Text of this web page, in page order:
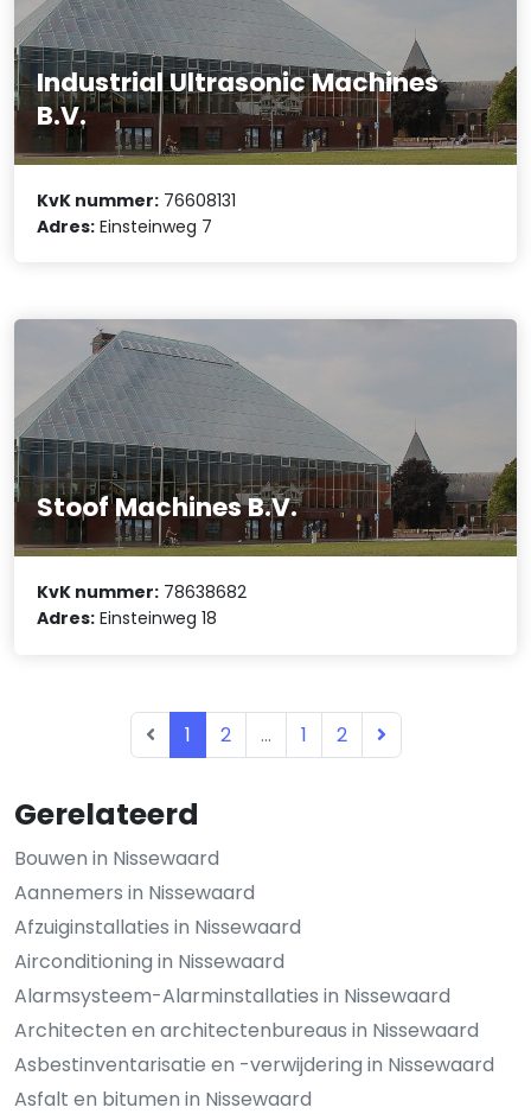
Gerelateerd
Bouwen in Nissewaard
Aannemers in Nissewaard
Afzuiginstallaties in Nissewaard
Airconditioning in Nissewaard
Alarmsysteem-Alarminstallaties in Nissewaard
Architecten en architectenbureaus in Nissewaard
Asbestinventarisatie en -verwijdering in Nissewaard
Asfalt en bitumen in Nissewaard
Industrial Ultrasonic Machines
B.V.
KvK nummer: 76608131
Adres: Einsteinweg 7
Stoof Machines B.V.
KvK nummer: 78638682
Adres: Einsteinweg 18
1 2 ... 1 2